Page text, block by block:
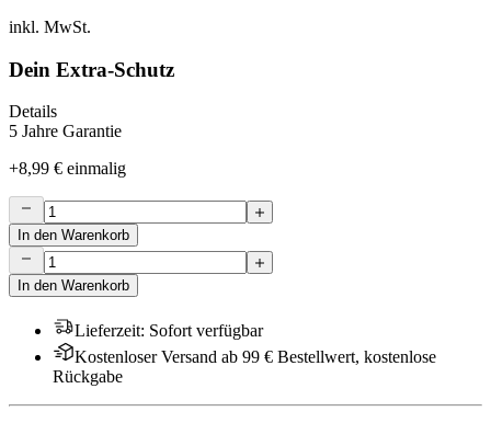
inkl. MwSt.
Dein Extra-Schutz
Details
5 Jahre Garantie
+8,99 € einmalig
In den Warenkorb
In den Warenkorb
Lieferzeit: Sofort verfügbar
Kostenloser Versand ab 99 € Bestellwert, kostenlose
Rückgabe